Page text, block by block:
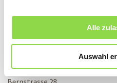
Alle
Auswahl
Schweizerische Elektro-